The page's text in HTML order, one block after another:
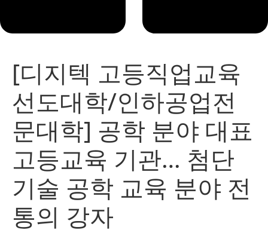
[디지텍 고등직업교육
선도대학/인하공업전
문대학] 공학 분야 대표
고등교육 기관… 첨단
기술 공학 교육 분야 전
통의 강자